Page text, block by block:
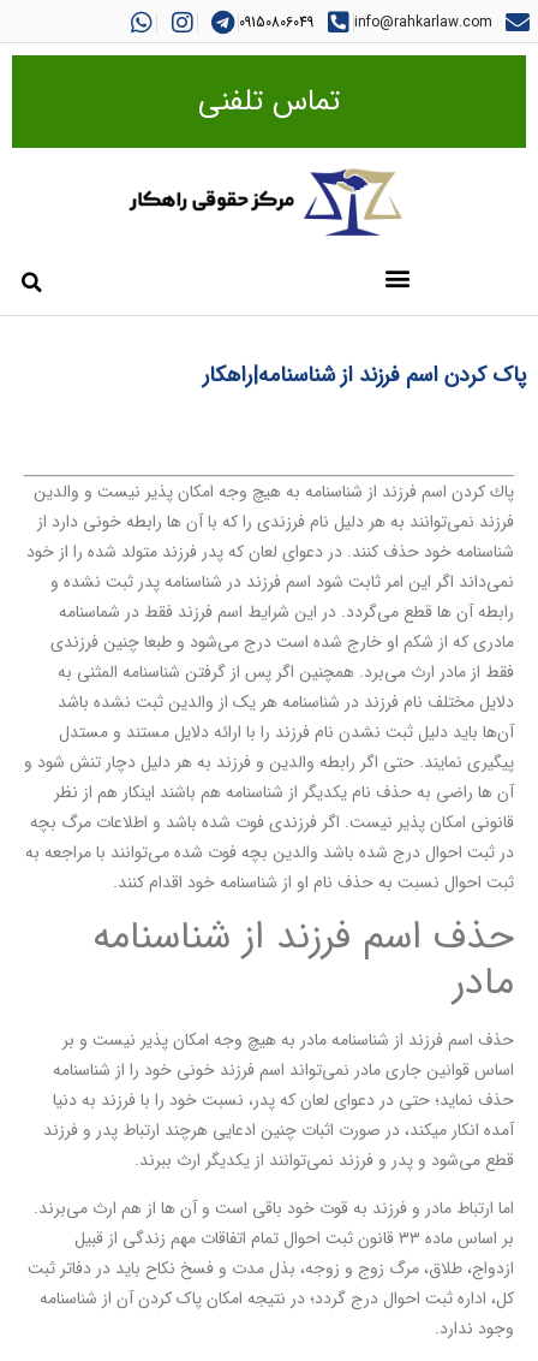
info@rahkarlaw.com
09150806049
تماس تلفنی
پاک کردن اسم فرزند از شناسنامه|راهکار
پاك كردن اسم فرزند از شناسنامه به هیچ وجه امکان پذیر نیست و والدین
فرزند نمی‌توانند به هر دلیل نام فرزندی را که با آن ها رابطه خونی دارد از
شناسنامه خود حذف کنند. در دعوای لعان که پدر فرزند متولد شده را از خود
نمی‌داند اگر این امر ثابت شود اسم فرزند در شناسنامه پدر ثبت نشده و
رابطه آن ها قطع می‌گردد. در این شرایط اسم فرزند فقط در شماسنامه
مادری که از شکم او خارج شده است درج می‌شود و طبعا چنین فرزندی
فقط از مادر ارث می‌برد. همچنین اگر پس از گرفتن شناسنامه المثنی به
دلایل مختلف نام فرزند در شناسنامه هر یک از والدین ثبت نشده باشد
آن‌ها باید دلیل ثبت نشدن نام فرزند را با ارائه دلایل مستند و مستدل
پیگیری نمایند. حتی اگر رابطه والدین و فرزند به هر دلیل دچار تنش شود و
آن ها راضی به حذف نام یکدیگر از شناسنامه هم باشند اینکار هم از نظر
قانونی امکان پذیر نیست. اگر فرزندی فوت شده باشد و اطلاعات مرگ بچه
در ثبت احوال درج شده باشد والدین بچه فوت شده می‌توانند با مراجعه به
ثبت احوال نسبت به حذف نام او از شناسنامه خود اقدام کنند.
حذف اسم فرزند از شناسنامه
مادر
حذف اسم فرزند از شناسنامه مادر به هیچ وجه امکان پذیر نیست و بر
اساس قوانین جاری مادر نمی‌تواند اسم فرزند خونی خود را از شناسنامه
حذف نماید؛ حتی در دعوای لعان که پدر، نسبت خود را با فرزند به دنیا
آمده انکار میکند، در صورت اثبات چنین ادعایی هرچند ارتباط پدر و فرزند
قطع می‌شود و پدر و فرزند نمی‌توانند از یکدیگر ارث ببرند.
اما ارتباط مادر و فرزند به قوت خود باقی است و آن ها از هم ارث می‌برند.
بر اساس ماده ۳۳ قانون ثبت احوال تمام اتفاقات مهم زندگی از قبیل
ازدواج، طلاق، مرگ زوج و زوجه، بذل مدت و فسخ نکاح باید در دفاتر ثبت
کل، اداره ثبت احوال درج گردد؛ در نتیجه امکان پاک کردن آن از شناسنامه
وجود ندارد.